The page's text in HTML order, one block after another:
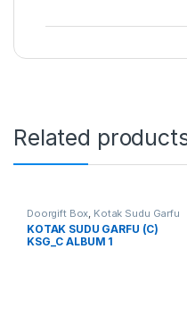
Related
Doorgift Box Kotak Sudu Garfu
KOTAK SUDU GARFU (C)
KSG_C ALBUM 1